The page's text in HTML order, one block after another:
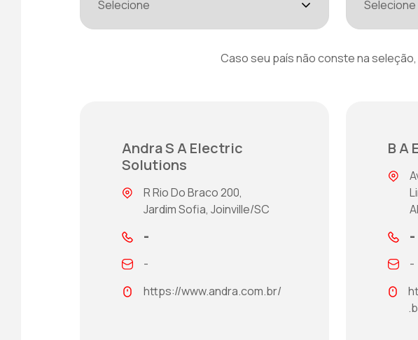
Caso seu país não conste na
Andra S A Electric
Solutions
R Rio Do Braco 200,
Jardim Sofia, Joinville/SC
-
-
https://www.andra.com.br/
B A
-
-